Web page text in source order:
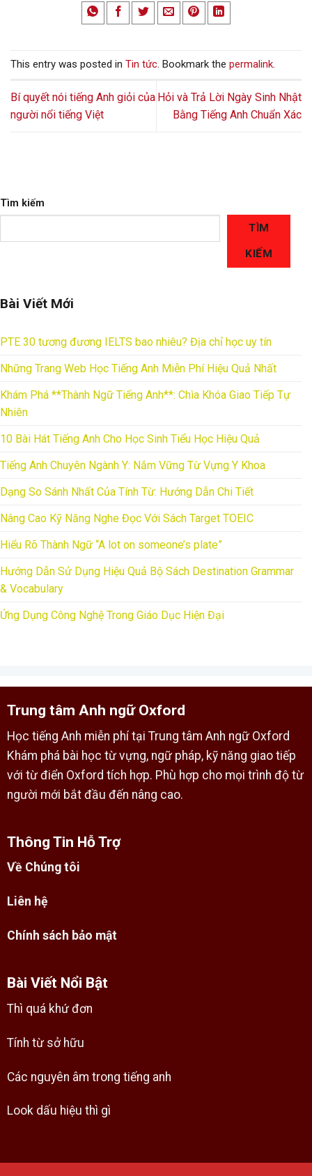
This entry was posted in Tin tức. Bookmark the permalink.
Bí quyết nói tiếng Anh giỏi của
người nổi tiếng Việt
Hỏi và Trả Lời Ngày Sinh Nhật
Bằng Tiếng Anh Chuẩn Xác
Tìm kiếm
TÌM
KIẾM
Bài Viết Mới
PTE 30 tương đương IELTS bao nhiêu? Địa chỉ học uy tín
Những Trang Web Học Tiếng Anh Miễn Phí Hiệu Quả Nhất
Khám Phá **Thành Ngữ Tiếng Anh**: Chìa Khóa Giao Tiếp Tự
Nhiên
10 Bài Hát Tiếng Anh Cho Học Sinh Tiểu Học Hiệu Quả
Tiếng Anh Chuyên Ngành Y: Nắm Vững Từ Vựng Y Khoa
Dạng So Sánh Nhất Của Tính Từ: Hướng Dẫn Chi Tiết
Nâng Cao Kỹ Năng Nghe Đọc Với Sách Target TOEIC
Hiểu Rõ Thành Ngữ “A lot on someone’s plate”
Hướng Dẫn Sử Dụng Hiệu Quả Bộ Sách Destination Grammar
& Vocabulary
Ứng Dụng Công Nghệ Trong Giáo Dục Hiện Đại
Trung tâm Anh ngữ Oxford
Học tiếng Anh miễn phí tại Trung tâm Anh ngữ Oxford
Khám phá bài học từ vựng, ngữ pháp, kỹ năng giao tiếp
với từ điển Oxford tích hợp. Phù hợp cho mọi trình độ từ
người mới bắt đầu đến nâng cao.
Thông Tin Hỗ Trợ
Về Chúng tôi
Liên hệ
Chính sách bảo mật
Bài Viết Nổi Bật
Thì quá khứ đơn
Tính từ sở hữu
Các nguyên âm trong tiếng anh
Look dấu hiệu thì gì